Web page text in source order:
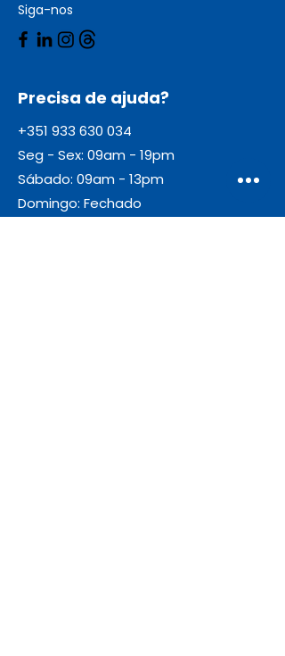
Siga-nos
Precisa de ajuda?
+351 933 630 034
Seg - Sex: 09am - 19pm
Sábado: 09am - 13pm
Domingo: Fechado